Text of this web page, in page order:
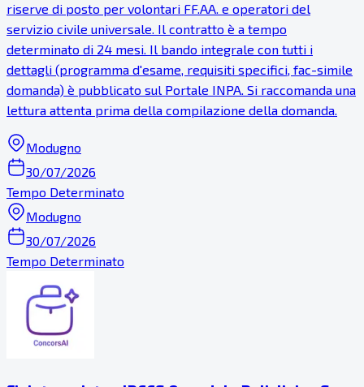
riserve di posto per volontari FF.AA. e operatori del
servizio civile universale. Il contratto è a tempo
determinato di 24 mesi. Il bando integrale con tutti i
dettagli (programma d'esame, requisiti specifici, fac-simile
domanda) è pubblicato sul Portale INPA. Si raccomanda una
lettura attenta prima della compilazione della domanda.
Modugno
30/07/2026
Tempo Determinato
Modugno
30/07/2026
Tempo Determinato